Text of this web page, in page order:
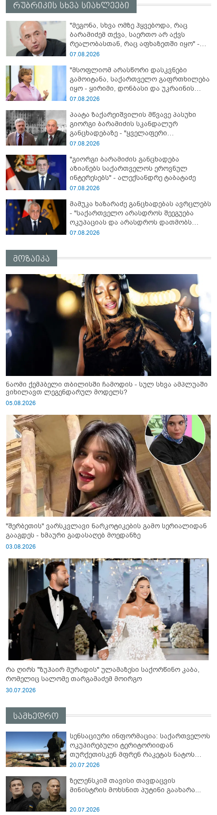
რუბრიკის სხვა სიახლეები
"მეგონა, სხვა ომზე ჰყვებოდა, რაც
ბარამიძემ თქვა, საერთო არ აქვს
რეალობასთან, რაც აფხაზეთში იყო" -
პაატა ზაქარეიშვილის შეფასება
07.08.2026
"მსოფლიომ არასწორი დასკვნები
გამოიტანა, საქართველო გაფრთხილება
იყო - ყირიმი, დონბასი და უკრაინის
წინააღმდეგ სრულმასშტაბიანი ომი
მოყვა" - რასა იუკნევიჩიენე
07.08.2026
პაატა ზაქარეიშვილის მწვავე პასუხი
გიორგი ბარამიძის სკანდალურ
განცხადებაზე - "ყველაფერი
დეტალურად ვიცი... კამანში მოკლული
ბარამიძე კი ტყუის"
07.08.2026
"გიორგი ბარამიძის განცხადება
აზიანებს საქართველოს ეროვნულ
ინტერესებს" - ალექსანდრე ტაბატაძე
07.08.2026
მამუკა ხაზარაძე განცხადებას ავრცლებს
- "საქართველო არასდროს შეეგუება
ოკუპაციას და არასდროს დათმობს
თავისუფლებას!"
07.08.2026
მოზაიკა
ნაომი ქემპბელი თბილისში ჩამოდის - სულ სხვა ამპლუაში
ვიხილავთ ლეგენდარულ მოდელს?
05.08.2026
"შერბეთის" ვარსკვლავი ნარკოტიკების გამო სერიალიდან
გააგდეს - ხმაური გადასაღებ მოედანზე
03.08.2026
რა ღირს "ზუჰაირ მურადის" ულამაზესი საქორწინო კაბა,
რომელიც სალომე თარგამაძემ მოირგო
30.07.2026
სამხედრო
სენსაციური ინფორმაცია: საქართველოს
ოკუპირებული ტერიტორიიდან
თურქეთისკენ მფრენ რაკეტას ნატოს
სამიტი კინაღამ ჩაუშლია
20.07.2026
ზელენსკიმ თავისი თავდაცვის
მინისტრის მოხსნით პუტინი გაახარა...
20.07.2026